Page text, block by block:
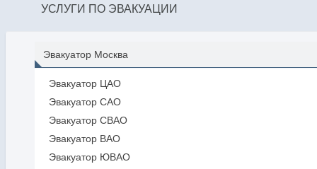
УСЛУГИ ПО ЭВАКУАЦИИ
Эвакуатор Москва
Эвакуатор ЦАО
Эвакуатор САО
Эвакуатор СВАО
Эвакуатор ВАО
Эвакуатор ЮВАО